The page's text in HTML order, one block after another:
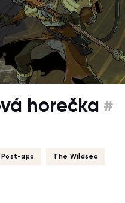
horečka #
Post-apo The Wildsea